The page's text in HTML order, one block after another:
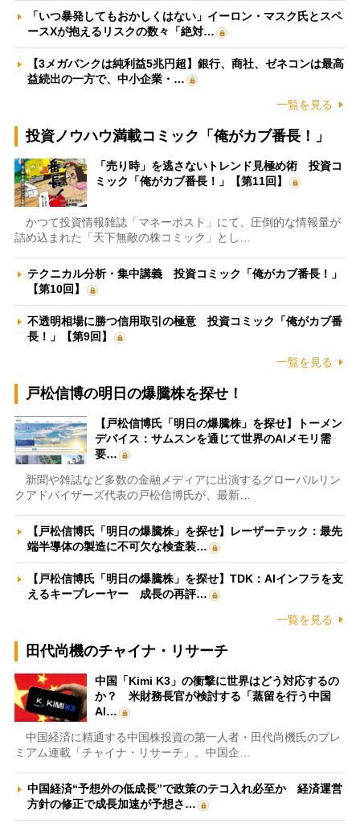
「いつ暴発してもおかしくはない」イーロン・マスク氏とスペ
ースXが抱えるリスクの数々「絶対…
【3メガバンクは純利益5兆円超】銀行、商社、ゼネコンは最高
益続出の一方で、中小企業・…
一覧を見る
投資ノウハウ満載コミック「俺がカブ番長！」
「売り時」を逃さないトレンド見極め術 投資コ
ミック「俺がカブ番長！」【第11回】
かつて投資情報雑誌「マネーポスト」にて、圧倒的な情報量が
詰め込まれた「天下無敵の株コミック」とし…
テクニカル分析・集中講義 投資コミック「俺がカブ番長！」
【第10回】
不透明相場に勝つ信用取引の極意 投資コミック「俺がカブ番
長！」【第9回】
一覧を見る
戸松信博の明日の爆騰株を探せ！
【戸松信博氏「明日の爆騰株」を探せ】トーメン
デバイス：サムスンを通じて世界のAIメモリ需
要…
新聞や雑誌など多数の金融メディアに出演するグローバルリン
クアドバイザーズ代表の戸松信博氏が、最新…
【戸松信博氏「明日の爆騰株」を探せ】レーザーテック：最先
端半導体の製造に不可欠な検査装…
【戸松信博氏「明日の爆騰株」を探せ】TDK：AIインフラを支
えるキープレーヤー 成長の再評…
一覧を見る
田代尚機のチャイナ・リサーチ
中国「Kimi K3」の衝撃に世界はどう対応するの
か？ 米財務長官が検討する「蒸留を行う中国
AI…
中国経済に精通する中国株投資の第一人者・田代尚機氏のプレ
ミアム連載「チャイナ・リサーチ」。中国企…
中国経済“予想外の低成長”で政策のテコ入れ必至か 経済運営
方針の修正で成長加速が予想さ…